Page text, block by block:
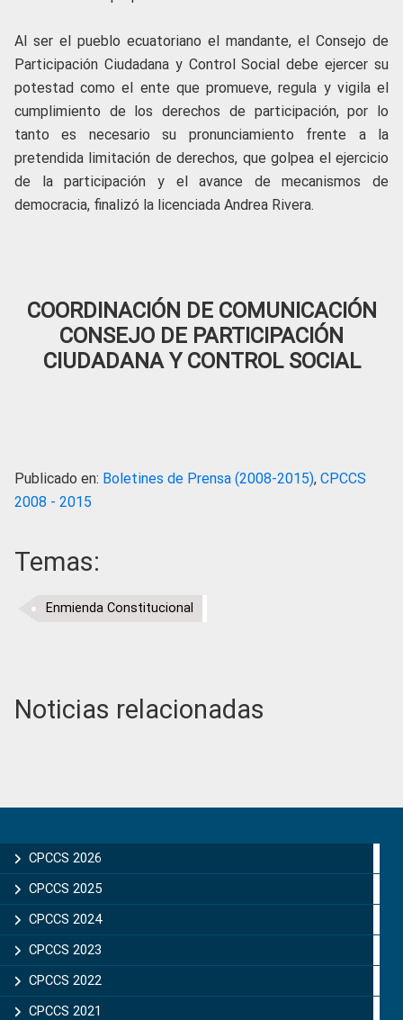
Al ser el pueblo ecuatoriano el mandante, el Consejo de
Participación Ciudadana y Control Social debe ejercer su
potestad como el ente que promueve, regula y vigila el
cumplimiento de los derechos de participación, por lo
tanto es necesario su pronunciamiento frente a la
pretendida limitación de derechos, que golpea el ejercicio
de la participación y el avance de mecanismos de
democracia, finalizó la licenciada Andrea Rivera.
COORDINACIÓN DE COMUNICACIÓN
CONSEJO DE PARTICIPACIÓN
CIUDADANA Y CONTROL SOCIAL
Publicado en: Boletines de Prensa (2008-2015), CPCCS
2008 - 2015
Temas:
Enmienda Constitucional
Noticias relacionadas
Sidebar
CPCCS 2026
CPCCS 2025
CPCCS 2024
CPCCS 2023
CPCCS 2022
CPCCS 2021